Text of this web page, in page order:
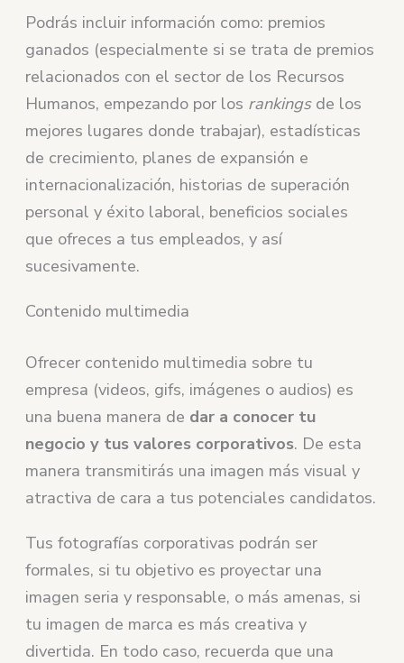
Podrás incluir información como: premios
ganados (especialmente si se trata de premios
relacionados con el sector de los Recursos
Humanos, empezando por los rankingsde los
mejores lugares donde trabajar), estadísticas
de crecimiento, planes de expansión e
internacionalización, historias de superación
personal y éxito laboral, beneficios sociales
que ofreces a tus empleados, y así
sucesivamente.
Contenido multimedia
Ofrecer contenido multimedia sobre tu
empresa (videos, gifs, imágenes o audios) es
una buena manera de dar a conocer tu
negocio y tus valores corporativos. De esta
manera transmitirás una imagen más visual y
atractiva de cara a tus potenciales candidatos.
Tus fotografías corporativas podrán ser
formales, si tu objetivo es proyectar una
imagen seria y responsable, o más amenas, si
tu imagen de marca es más creativa y
divertida. En todo caso, recuerda que una